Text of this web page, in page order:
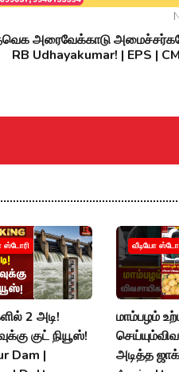
அரைவேக்காடு
RB Udhayakumar! | EPS |
ஸ்டோரி
2 அடி!
குட் நியூஸ்!
Dam |
வீடியோ
மாம்பழம்
அடித்த